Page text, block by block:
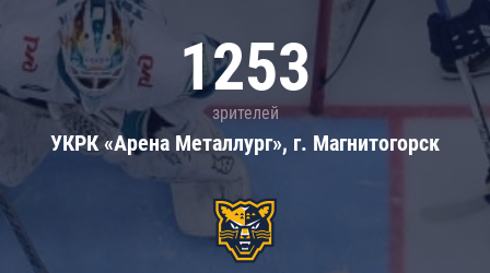
1253
зрителей
УКРК «Арена Металлург», г. Магнитогорск